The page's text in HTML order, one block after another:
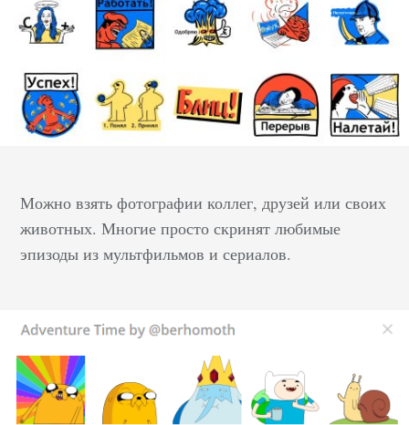
Можно взять фотографии коллег, друзей или своих
животных. Многие просто скринят любимые
эпизоды из мультфильмов и сериалов.